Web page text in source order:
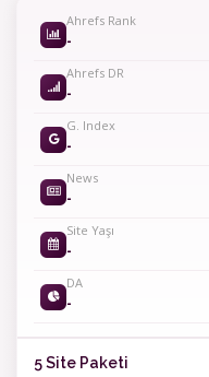
Ahrefs Rank
-
Ahrefs DR
-
G. Index
-
News
-
Site Yaşı
-
DA
-
5 Site Paketi